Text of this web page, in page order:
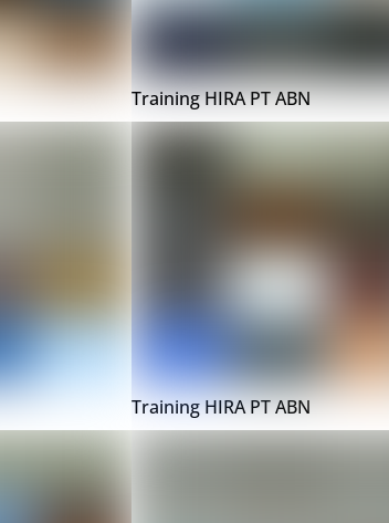
Training HIRA PT ABN
Training HIRA PT ABN